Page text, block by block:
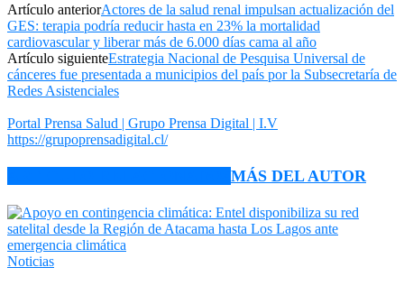
Artículo anteriorActores de la salud renal impulsan actualización del
GES: terapia podría reducir hasta en 23% la mortalidad
cardiovascular y liberar más de 6.000 días cama al año
Artículo siguienteEstrategia Nacional de Pesquisa Universal de
cánceres fue presentada a municipios del país por la Subsecretaría de
Redes Asistenciales
Portal Prensa Salud | Grupo Prensa Digital | I.V
https://grupoprensadigital.cl/
MÁS DEL AUTOR
Noticias